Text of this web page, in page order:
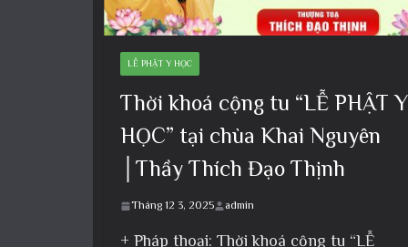
LỄ PHẬT Y HỌC
Thời khoá cộng tu “LỄ PHẬT Y
HỌC” tại chùa Khai Nguyên
│Thầy Thích Đạo Thịnh
Tháng 12 3, 2025 admin
+ Pháp thoại: Thời khoá cộng tu “LỄ